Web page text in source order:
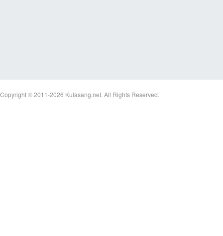
Copyright © 2011-2026 Kulasang.net. All Rights Reserved.